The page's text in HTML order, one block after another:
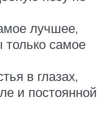
лучшее,
только самое
в глазах,
и постоянной